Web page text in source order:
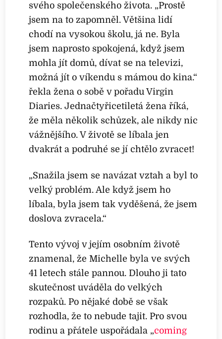
svého společenského života. „Prostě
jsem na to zapomněl. Většina lidí
chodí na vysokou školu, já ne. Byla
jsem naprosto spokojená, když jsem
mohla jít domů, dívat se na televizi,
možná jít o víkendu s mámou do kina.“
řekla žena o sobě v pořadu Virgin
Diaries. Jednačtyřicetiletá žena říká,
že měla několik schůzek, ale nikdy nic
vážnějšího. V životě se líbala jen
dvakrát a podruhé se jí chtělo zvracet!
„Snažila jsem se navázat vztah a byl to
velký problém. Ale když jsem ho
líbala, byla jsem tak vyděšená, že jsem
doslova zvracela.“
Tento vývoj v jejím osobním životě
znamenal, že Michelle byla ve svých
41 letech stále pannou. Dlouho ji tato
skutečnost uváděla do velkých
rozpaků. Po nějaké době se však
rozhodla, že to nebude tajit. Pro svou
rodinu a přátele uspořádala „coming